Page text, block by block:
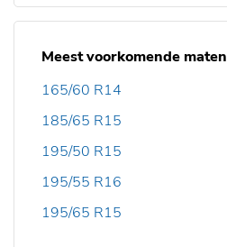
Meest voorkomende maten
165/60 R14
185/65 R15
195/50 R15
195/55 R16
195/65 R15